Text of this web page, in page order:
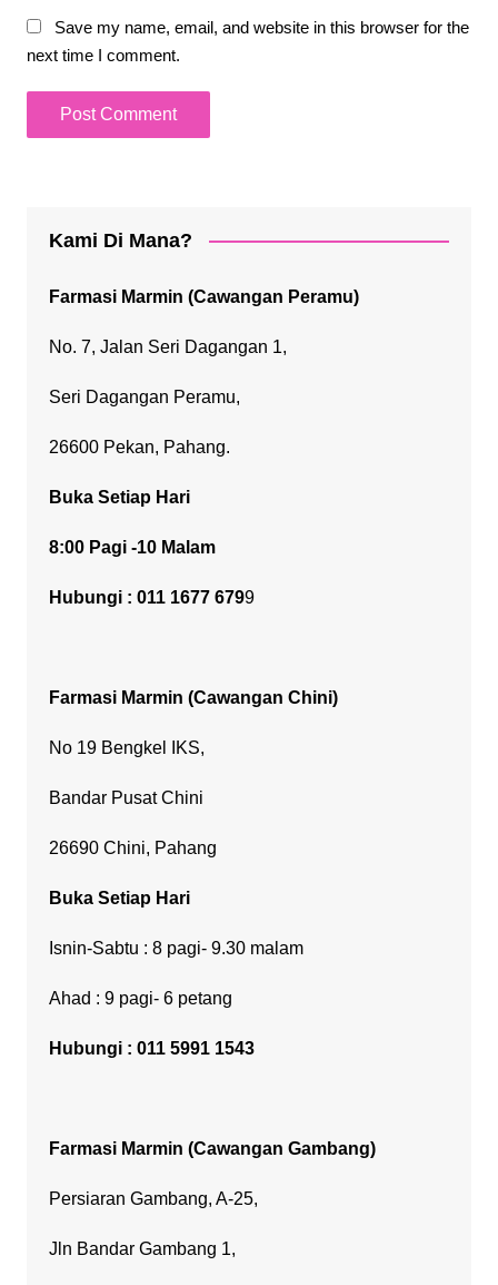
Save my name, email, and website in this browser for the
next time I comment.
Kami Di Mana?
Farmasi Marmin (Cawangan Peramu)
No. 7, Jalan Seri Dagangan 1,
Seri Dagangan Peramu,
26600 Pekan, Pahang.
Buka Setiap Hari
8:00 Pagi -10 Malam
Hubungi : 011 1677 6799
Farmasi Marmin (Cawangan Chini)
No 19 Bengkel IKS,
Bandar Pusat Chini
26690 Chini, Pahang
Buka Setiap Hari
Isnin-Sabtu : 8 pagi- 9.30 malam
Ahad : 9 pagi- 6 petang
Hubungi : 011 5991 1543
Farmasi Marmin (Cawangan Gambang)
Persiaran Gambang, A-25,
Jln Bandar Gambang 1,